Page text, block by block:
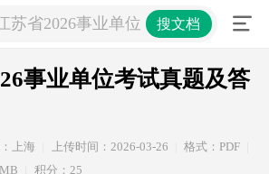
苏省2026事业单位考试真题及答案
搜文档
事业单位考试真题及答
上海 上传时间：2026-03-26
格式：PDF
积分：25